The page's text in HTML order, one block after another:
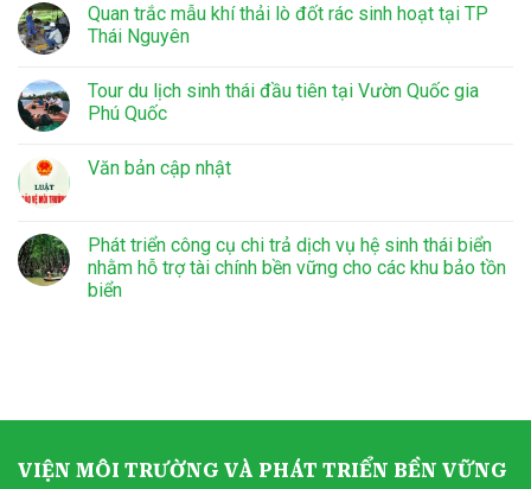
Quan trắc mẫu khí thải lò đốt rác sinh hoạt tại TP
Thái Nguyên
Tour du lịch sinh thái đầu tiên tại Vườn Quốc gia
Phú Quốc
Văn bản cập nhật
Phát triển công cụ chi trả dịch vụ hệ sinh thái biển
nhằm hỗ trợ tài chính bền vững cho các khu bảo tồn
biển
VIỆN MÔI TRƯỜNG VÀ PHÁT TRIỂN BỀN VỮNG